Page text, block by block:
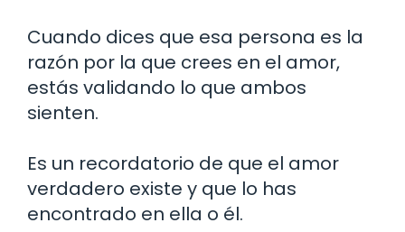
Cuando dices que esa persona es la
razón por la que crees en el amor,
estás validando lo que ambos
sienten.
Es un recordatorio de que el amor
verdadero existe y que lo has
encontrado en ella o él.